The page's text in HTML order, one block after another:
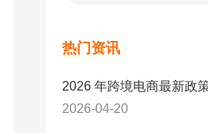
热门资讯
2026-04-20